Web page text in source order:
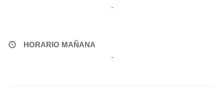
-
HORARIO MAÑANA
-